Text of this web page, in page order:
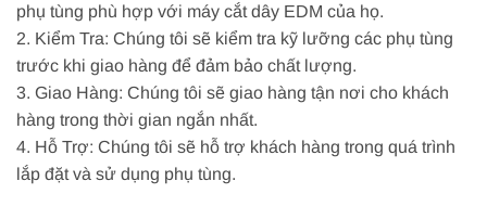
phụ tùng phù hợp với máy cắt dây EDM của họ.
2. Kiểm Tra: Chúng tôi sẽ kiểm tra kỹ lưỡng các phụ tùng
trước khi giao hàng để đảm bảo chất lượng.
3. Giao Hàng: Chúng tôi sẽ giao hàng tận nơi cho khách
hàng trong thời gian ngắn nhất.
4. Hỗ Trợ: Chúng tôi sẽ hỗ trợ khách hàng trong quá trình
lắp đặt và sử dụng phụ tùng.